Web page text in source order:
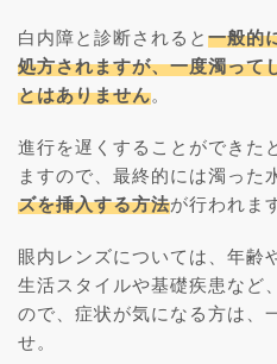
白内障と診断されると 一般的
処方されますが、一度濁って
とはありません。
進行を遅くすることができた
ますので、最終的には濁った
ズを挿入する方法が行われま
眼内レンズについては、年齢
生活スタイルや基礎疾患など
ので、症状が気になる方は、
せ。